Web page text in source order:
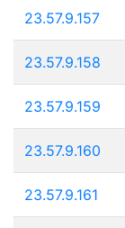
23.57.9.157
23.57.9.158
23.57.9.159
23.57.9.160
23.57.9.161